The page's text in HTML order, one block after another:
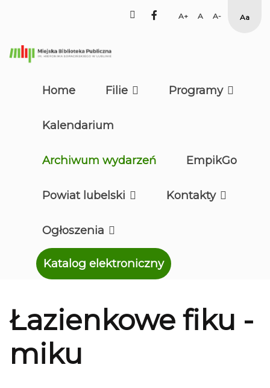
facebook
SetSet Set
Smaller
High
Home Filie Programy
Kalendarium
Archiwum wydarzeń EmpikGo
Powiat lubelski Kontakty
Ogłoszenia
Katalog elektroniczny
Łazienkowe fiku -
miku